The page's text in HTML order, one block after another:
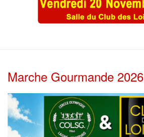
Marche Gourmande 2026